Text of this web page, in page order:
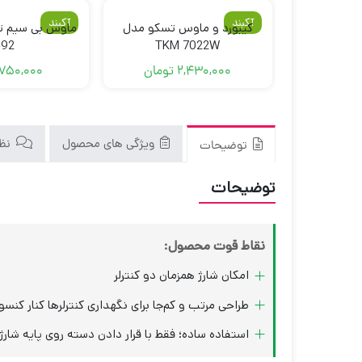
آکبند
کیبورد و ماوس تسکو مدل
TKM 7022W
2,430,000 تومان
آکبند
توضیحات ویژگی های محصول
توضیحات
نقاط قوت محصول:
امکان شارژ همزمان دو کنترلر
طراحی مرتب و کم‌جا برای نگهداری کنترلرها کنار
استفاده ساده؛ فقط با قرار دادن دسته روی پایه